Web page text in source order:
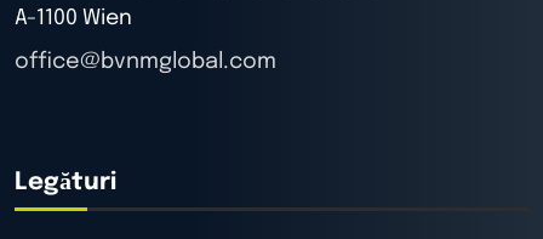
A-1100 Wien
office@bvnmglobal.com
Legături